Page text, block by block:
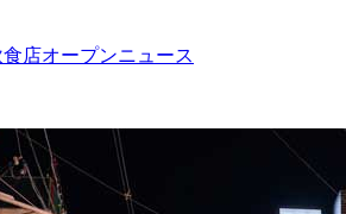
店オープンニュース